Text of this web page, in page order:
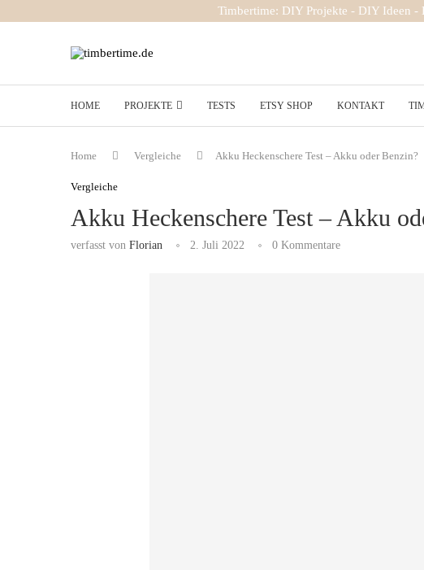
Timbertime: DIY Projekte - DIY Ideen -
HOME PROJEKTE TESTS ETSY SHOP KONTAKT
Home Vergleiche Akku Heckenschere Test – Akku oder Benzin?
Vergleiche
Akku Heckenschere Test – Akku
verfasst von Florian 2. Juli 2022 0 Kommentare